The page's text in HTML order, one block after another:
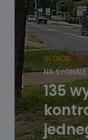
REGION
NA SYGNALE
135